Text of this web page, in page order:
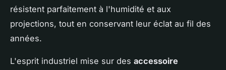
résistent parfaitement à l'humidité et aux
projections, tout en conservant leur éclat au fil des
années.
L'esprit industriel mise sur des accessoire